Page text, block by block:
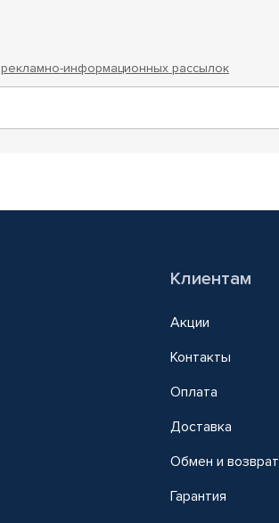
рекламно-информационных рассылок
Клиентам
Акции
Контакты
Оплата
Доставка
Обмен и возврат
Гарантия